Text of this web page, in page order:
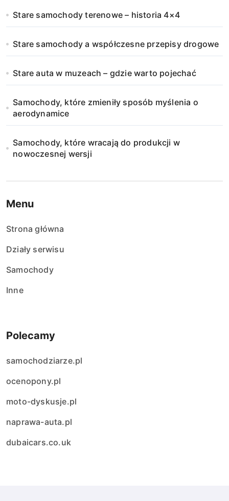
Stare samochody terenowe – historia 4×4
Stare samochody a współczesne przepisy drogowe
Stare auta w muzeach – gdzie warto pojechać
Samochody, które zmieniły sposób myślenia o
aerodynamice
Samochody, które wracają do produkcji w
nowoczesnej wersji
Menu
Strona główna
Działy serwisu
Samochody
Inne
Polecamy
samochodziarze.pl
ocenopony.pl
moto-dyskusje.pl
naprawa-auta.pl
dubaicars.co.uk